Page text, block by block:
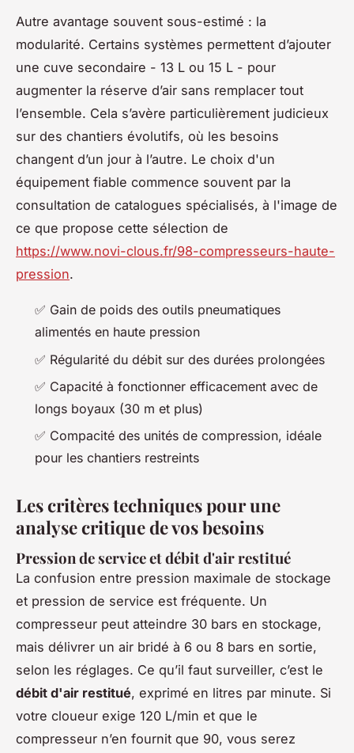
Autre avantage souvent sous-estimé : la
modularité. Certains systèmes permettent d’ajouter
une cuve secondaire - 13 L ou 15 L - pour
augmenter la réserve d’air sans remplacer tout
l’ensemble. Cela s’avère particulièrement judicieux
sur des chantiers évolutifs, où les besoins
changent d’un jour à l’autre. Le choix d'un
équipement fiable commence souvent par la
consultation de catalogues spécialisés, à l'image de
ce que propose cette sélection de
https://www.novi-clous.fr/98-compresseurs-haute-
pression.
✅ Gain de poids des outils pneumatiques
alimentés en haute pression
✅ Régularité du débit sur des durées prolongées
✅ Capacité à fonctionner efficacement avec de
longs boyaux (30 m et plus)
✅ Compacité des unités de compression, idéale
pour les chantiers restreints
Les critères techniques pour une
analyse critique de vos besoins
Pression de service et débit d'air restitué
La confusion entre pression maximale de stockage
et pression de service est fréquente. Un
compresseur peut atteindre 30 bars en stockage,
mais délivrer un air bridé à 6 ou 8 bars en sortie,
selon les réglages. Ce qu’il faut surveiller, c’est le
débit d'air restitué, exprimé en litres par minute. Si
votre cloueur exige 120 L/min et que le
compresseur n’en fournit que 90, vous serez